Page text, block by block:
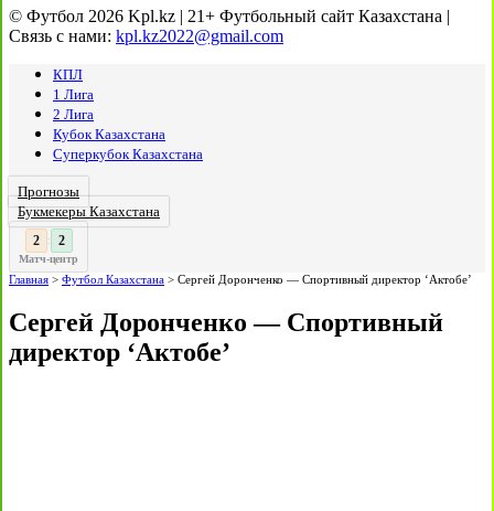
© Футбол 2026 Kpl.kz | 21+ Футбольный сайт Казахстана |
Связь с нами: kpl.kz2022@gmail.com
КПЛ
1 Лига
2 Лига
Кубок Казахстана
Суперкубок Казахстана
Прогнозы
Букмекеры Казахстана
3 : 2
Матч-центр
Главная > Футбол Казахстана > Сергей Доронченко — Спортивный директор ‘Актобе’
Сергей Доронченко — Спортивный
директор ‘Актобе’